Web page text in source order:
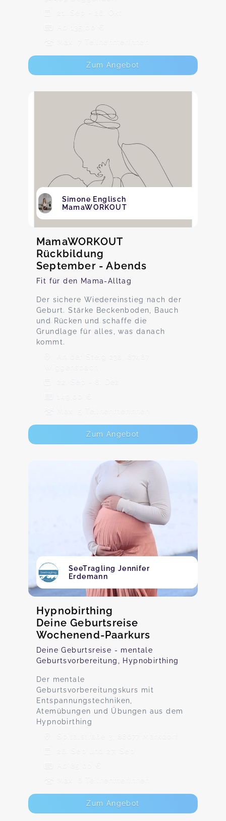
21. Sep - 26. Okt
Ab 135,00 €
Max. 7 TeilnehmerInnen
Zum Angebot
Simone Englisch
MamaWORKOUT
MamaWORKOUT
Rückbildung
September - Abends
Fit für den Mama-Alltag
Der sichere Wiedereinstieg nach der
Geburt. Stärke Beckenboden, Bauch
und Rücken und schaffe die
Grundlage für alles, was danach
kommt.
An der Steig 23a, 87487
22. Sep - 8. Dez
149,00 €
Max. 5 TeilnehmerInnen
Zum Angebot
SeeTragling Jennifer
Erdemann
Hypnobirthing
Deine Geburtsreise
Wochenend-Paarkurs
Deine Geburtsreise - mentale
Geburtsvorbereitung, Hypnobirthing
Der mentale
Geburtsvorbereitungskurs mit
Entspannungstechniken,
Atemübungen und Übungen aus dem
Hypnobirthing
Spitalstraße 3, 88677 Markdorf
26. Sep und 27. Sep
Ab 85,00 €
Max. 6 TeilnehmerInnen
Zum Angebot